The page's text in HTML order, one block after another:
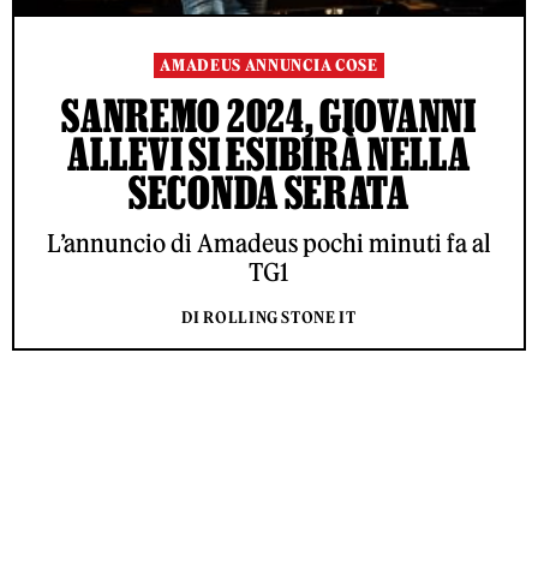
AMADEUS ANNUNCIA COSE
SANREMO 2024, GIOVANNI
ALLEVI SI ESIBIRÀ NELLA
SECONDA SERATA
L’annuncio di Amadeus pochi minuti fa al
TG1
DI ROLLING STONE IT